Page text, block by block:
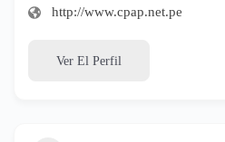
http://www.cpap.net.pe
Ver El Perfil